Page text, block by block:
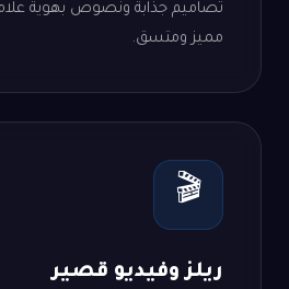
تصاميم جذابة ونصوص بهوية
مميز ومتسق.
🎬
ريلز وفيديو قصير